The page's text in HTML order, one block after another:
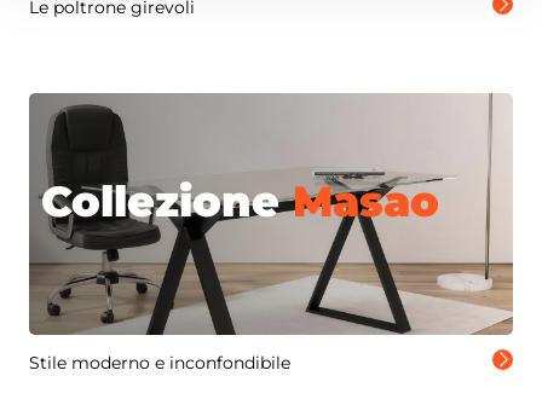
Le poltrone girevoli
Collezione Masao
Stile moderno e inconfondibile